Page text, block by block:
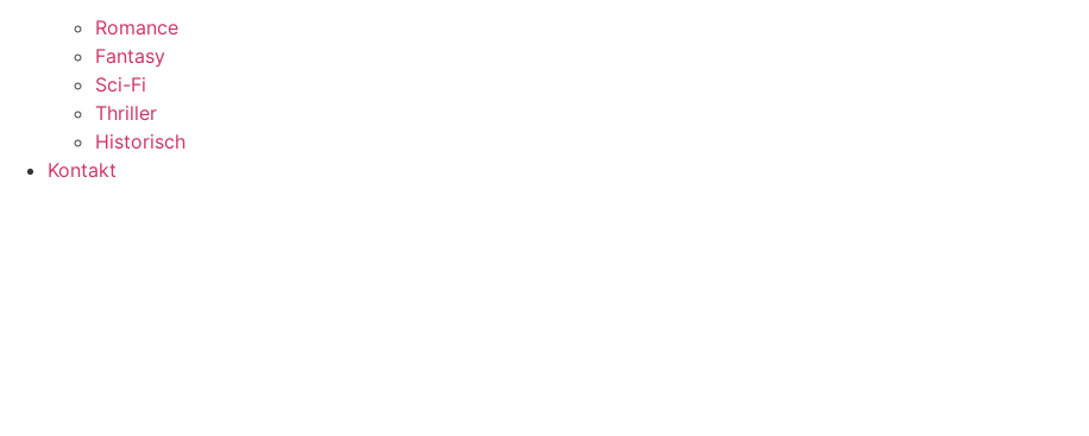
Romance
Fantasy
Sci-Fi
Thriller
Historisch
Kontakt